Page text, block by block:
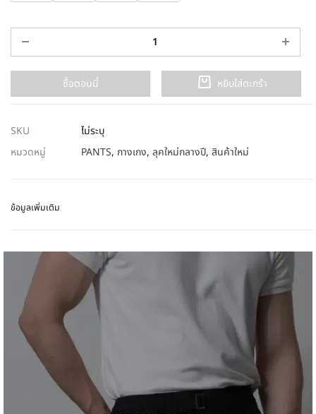
ซื้อตอนนี้ หยิบใส่ตะกร้า
SKU
ไม่ระบุ
หมวดหมู่
PANTS, กางเกง, ลุคใหม่กลางปี, สินค้าใหม่
ข้อมูลเพิ่มเติม